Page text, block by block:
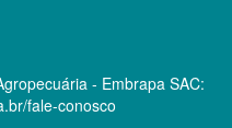
- Embrapa SAC:
fale-conosco